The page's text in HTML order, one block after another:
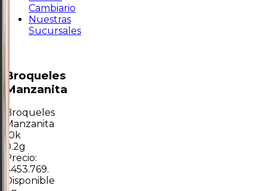
Cambiario
Nuestras
Sucursales
Broqueles
Manzanita
Broqueles
Manzanita
10k
0.2g
Precio:
$453.769.
Disponible